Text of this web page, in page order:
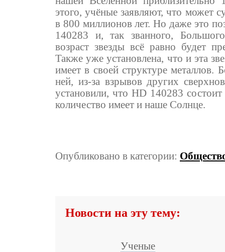
этого, учёные заявляют, что может
в 800 миллионов лет. Но даже это
140283 и, так званного,
возраст звезды всё равно будет
Также уже установлена, что и эта
имеет в своей структуре металлов.
ней, из-за взрывов других
установили, что HD 140283
количество имеет и наше Солнце.
Опубликовано в категории:
Новости на эту тему:
Ученые